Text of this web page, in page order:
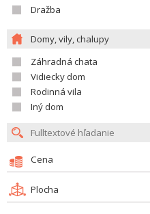
Dražba
Domy, vily, chalupy
Záhradná chata
Vidiecky dom
Rodinná vila
Iný dom
Cena
Plocha